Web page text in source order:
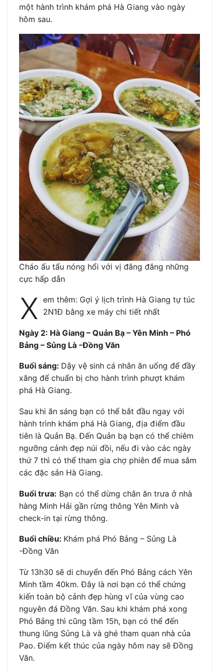
một hành trình khám phá Hà Giang vào ngày
hôm sau.
Cháo ấu tẩu nóng hổi với vị đắng đắng những
cực hấp dẫn
X em thêm: Gợi ý lịch trình Hà Giang tự túc
2N1Đ bằng xe máy chi tiết nhất
Ngày 2: Hà Giang – Quản Bạ – Yên Minh – Phó
Bảng – Sủng Là -Đồng Văn
Buổi sáng: Dậy vệ sinh cá nhân ăn uống để đầy
xăng để chuẩn bị cho hành trình phượt khám
phá Hà Giang.
Sau khi ăn sáng bạn có thể bắt đầu ngay với
hành trình khám phá Hà Giang, địa điểm đầu
tiên là Quản Bạ. Đến Quản bạ bạn có thể chiêm
ngưỡng cảnh đẹp núi đồi, nếu đi vào các ngày
thứ 7 thì có thể tham gia chợ phiên để mua sắm
các đặc sản Hà Giang.
Buổi trưa: Bạn có thể dừng chân ăn trưa ở nhà
hàng Minh Hải gần rừng thông Yên Minh và
check-in tại rừng thông.
Buổi chiều: Khám phá Phó Bảng – Sủng Là
-Đồng Văn
Từ 13h30 sẽ di chuyển đến Phó Bảng cách Yên
Minh tầm 40km. Đây là nơi bạn có thể chứng
kiến toàn bộ cảnh đẹp hùng vĩ của vùng cao
nguyên đá Đồng Văn. Sau khi khám phá xong
Phó Bảng thì cũng tầm 15h, bạn có thể đến
thung lũng Sủng Là và ghé tham quan nhà của
Pao. Điểm kết thúc của ngày hôm nay sẽ Đồng
Văn.